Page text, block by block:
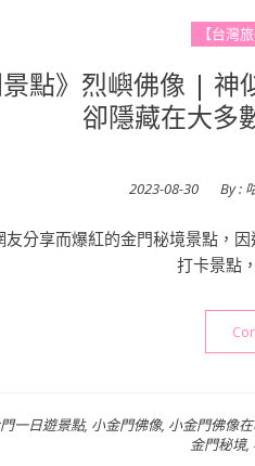
【台灣旅
點》烈嶼佛像 | 神
卻隱藏在大多
Posted
2023-08-30 By :
友分享而爆紅的金門秘境景點，
打卡景點
一日遊景點, 小金門佛像, 小金門佛像
金門秘境,